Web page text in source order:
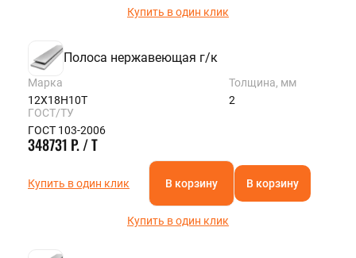
Купить в один клик
Полоса нержавеющая г/к
Марка
12Х18Н10Т
Толщина, мм
2
ГОСТ/ТУ
ГОСТ 103-2006
348731 Р. / Т
Купить в один клик В корзину В корзину
Купить в один клик